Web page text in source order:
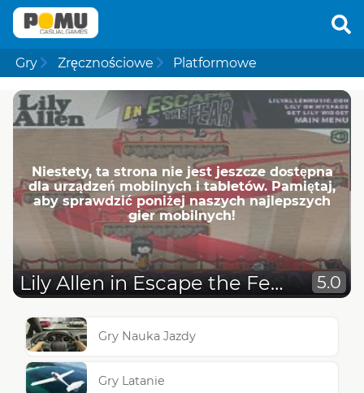
Gry Zręcznościowe Platformowe
Niestety, ta strona nie jest jeszcze dostępna
dla urządzeń mobilnych i tabletów. Pamiętaj,
aby sprawdzić poniżej naszych najlepszych
gier mobilnych!
Lily Allen in Escape the Fear 5.0
Gry Nauka Jazdy
Gry Latanie